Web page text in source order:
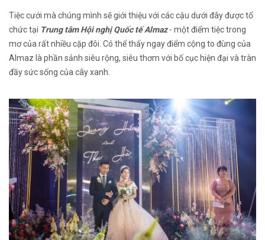
Tiệc cưới mà chúng mình sẽ giới thiệu với các cậu dưới đây được tổ
chức tại Trung tâm Hội nghị Quốc tế Almaz- một điểm tiệc trong
mơ của rất nhiều cặp đôi. Có thể thấy ngay điểm cộng to đùng của
Almaz là phần sảnh siêu rộng, siêu thơm với bố cục hiện đại và tràn
đầy sức sống của cây xanh.